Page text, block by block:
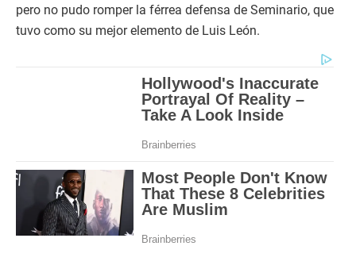
pero no pudo romper la férrea defensa de Seminario, que
tuvo como su mejor elemento de Luis León.